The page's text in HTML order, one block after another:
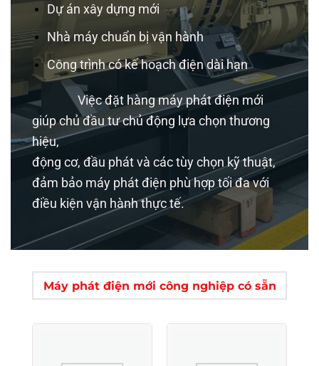
Dự án xây dựng mới
Nhà máy chuẩn bị vận hành
Công trình có kế hoạch điện dài hạn
Việc đặt hàng máy phát điện mới
giúp chủ đầu tư chủ động lựa chọn thương
hiệu,
động cơ, đầu phát và các tùy chọn kỹ thuật,
đảm bảo máy phát điện phù hợp tối đa với
điều kiện vận hành thực tế.
Máy phát điện mới công nghiệp có sẵn